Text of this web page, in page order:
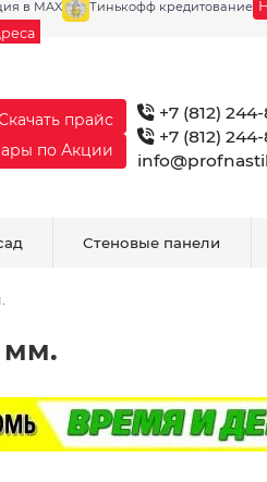
в MAX Тинькофф кредитование
прайс
по Акции
+7 (812)
+7 (812)
Стеновые панели
мм.